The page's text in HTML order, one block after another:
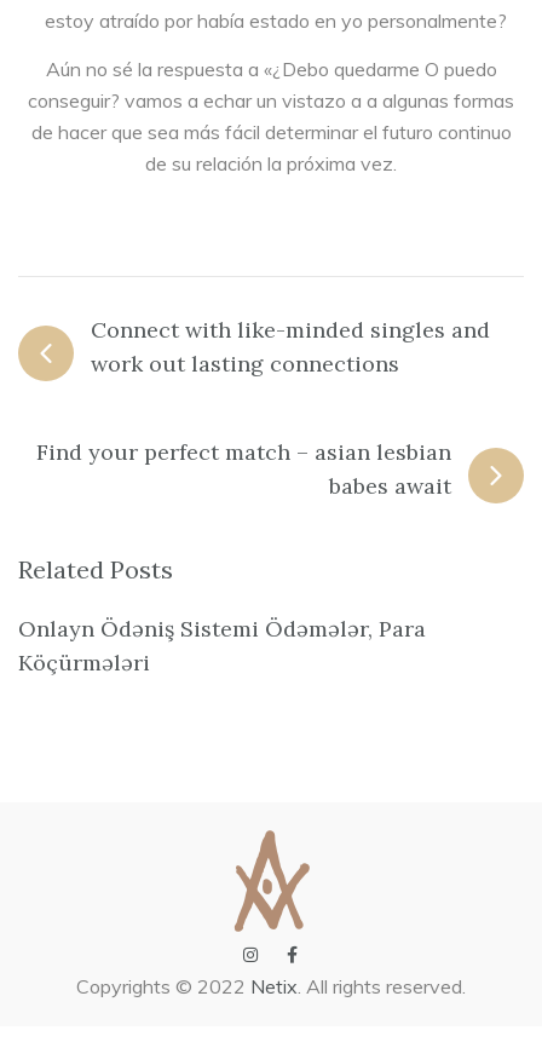
estoy atraído por había estado en yo personalmente?
Aún no sé la respuesta a «¿Debo quedarme O puedo
conseguir? vamos a echar un vistazo a a algunas formas
de hacer que sea más fácil determinar el futuro continuo
de su relación la próxima vez.
Connect with like-minded singles and
work out lasting connections
Find your perfect match – asian lesbian
babes await
Related Posts
Onlayn Ödəniş Sistemi Ödəmələr, Para
Köçürmələri
Copyrights © 2022 Netix. All rights reserved.